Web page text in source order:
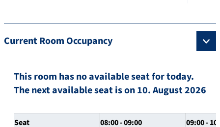
Current Room Occupancy
This room has no available seat for today.
The next available seat is on 10. August 2026
Seat 08:00 - 09:00 09:00 -